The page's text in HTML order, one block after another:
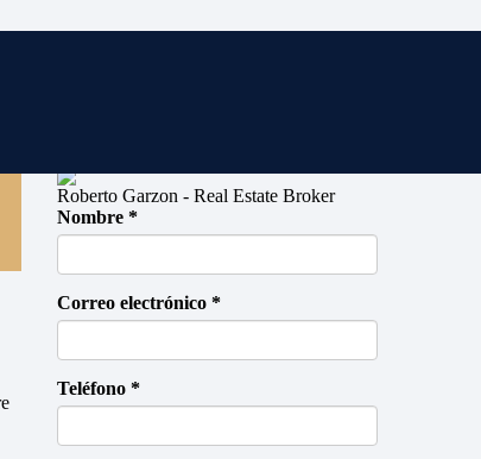
Roberto Garzon - Real Estate Broker
Nombre *
Correo electrónico *
Teléfono *